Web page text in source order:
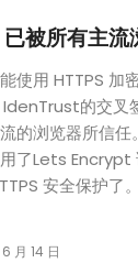
被所有主流
使用 HTTPS 加
的交叉
的浏览器所信
了Lets Encrypt
安全保护了
月 14 日